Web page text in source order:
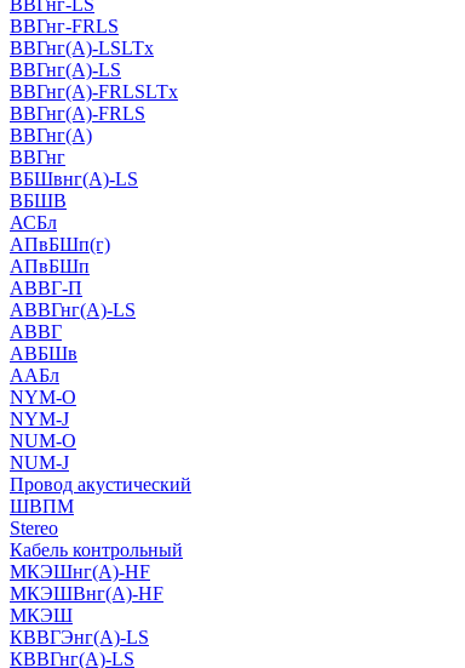
ВВГнг-LS
ВВГнг-FRLS
ВВГнг(А)-LSLTx
ВВГнг(А)-LS
ВВГнг(А)-FRLSLTx
ВВГнг(А)-FRLS
ВВГнг(А)
ВВГнг
ВБШвнг(А)-LS
ВБШВ
АСБл
АПвБШп(г)
АПвБШп
АВВГ-П
АВВГнг(А)-LS
АВВГ
АВБШв
ААБл
NYM-O
NYM-J
NUM-О
NUM-J
Провод акустический
ШВПМ
Stereo
Кабель контрольный
МКЭШнг(A)-HF
МКЭШВнг(А)-HF
МКЭШ
КВВГЭнг(А)-LS
КВВГнг(А)-LS